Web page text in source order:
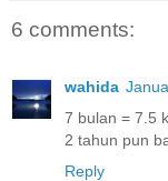
6 comments:
wahida
7 bulan = 7.5
2 tahun pun
Reply